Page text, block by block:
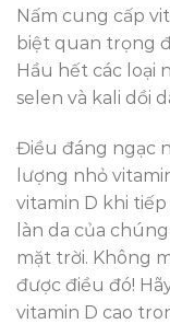
Nấm cung cấp
biệt quan trọng
Hầu hết các loại
selen và kali dồi
Điều đáng ngạc
lượng nhỏ
vitamin D khi
làn da của
mặt trời. Không
được điều đó!
vitamin D cao